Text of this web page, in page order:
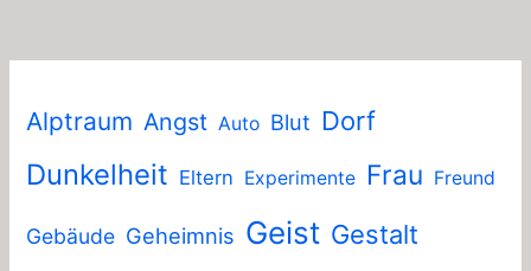
Alptraum Angst Auto Blut Dorf
Dunkelheit Eltern Experimente Frau Freund
Gebäude Geheimnis Geist Gestalt